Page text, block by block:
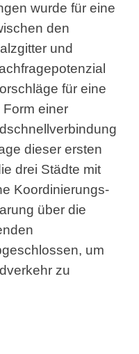
wurde für eine
den
und
für eine
einer
dieser ersten
drei Städte mit
Koordinierungs-
über die
um
zu